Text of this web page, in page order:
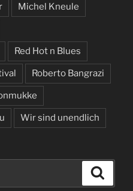
Michel Kneule
Red Hot n Blues
Roberto Bangrazi
Wir sind unendlich